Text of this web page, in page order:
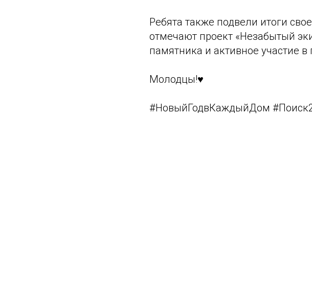
Ребята также подвели итоги
отмечают проект «Незабытый
памятника и активное участие
Молодцы!♥️
#НовыйГодвКаждыйДом